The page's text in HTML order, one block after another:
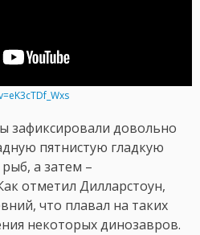
зафиксировали довольно
пятнистую гладкую
а затем –
отметил Дилларстоун,
что плавал на таких
некоторых динозавров.